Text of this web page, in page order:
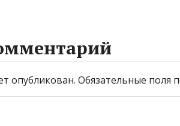
опубликован. Обязательные поля